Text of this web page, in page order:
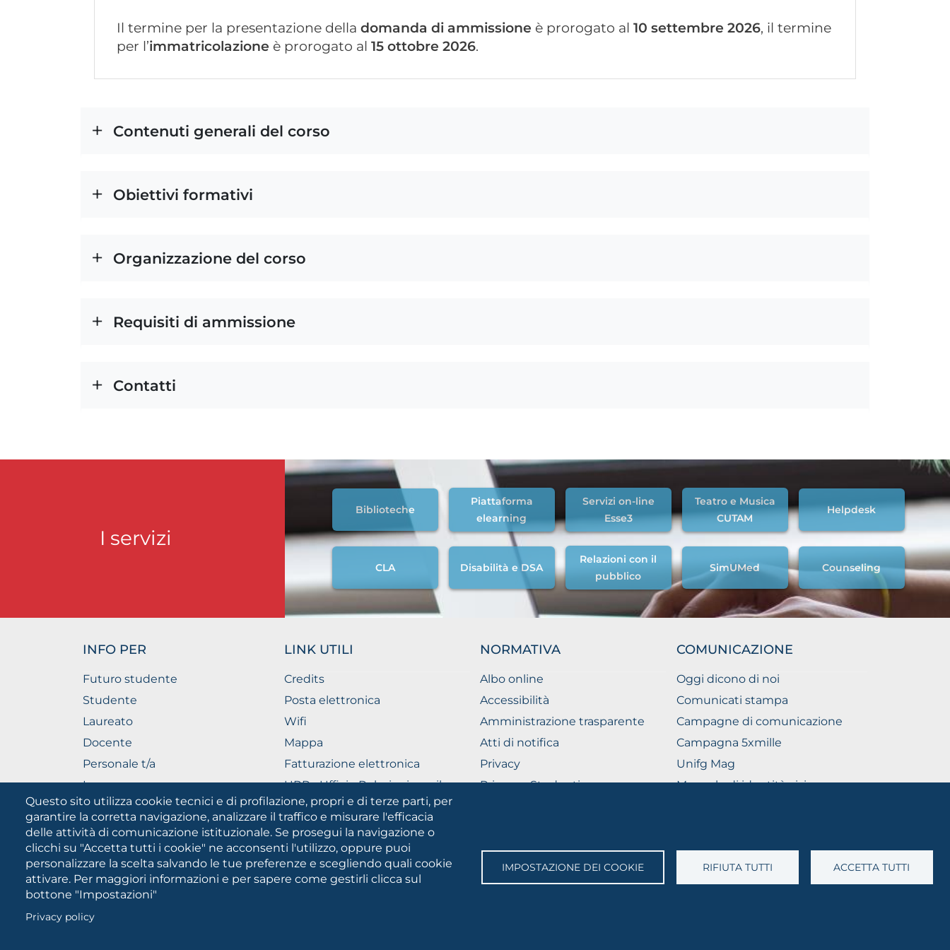
Il termine per la presentazione della domanda di ammissione è prorogato al 10 settembre 2026, il termine
per l’immatricolazione è prorogato al 15 ottobre 2026.
Contenuti generali del corso
Obiettivi formativi
Organizzazione del corso
Requisiti di ammissione
Contatti
Questo sito utilizza cookie tecnici e di profilazione, propri e di terze parti, per
garantire la corretta navigazione, analizzare il traffico e misurare l'efficacia
delle attività di comunicazione istituzionale. Se prosegui la navigazione o
clicchi su "Accetta tutti i cookie" ne acconsenti l'utilizzo, oppure puoi
personalizzare la scelta salvando le tue preferenze e scegliendo quali cookie
attivare. Per maggiori informazioni e per sapere come gestirli clicca sul
bottone "Impostazioni"
Privacy policy
IMPOSTAZIONE DEI COOKIE RIFIUTA TUTTI ACCETTA TUTTI
I servizi
Biblioteche
Piattaforma
elearning
Servizi on-line
Esse3
Teatro e Musica
CUTAM
Helpdesk
CLA Disabilità e DSA
Relazioni con il
pubblico
SimUMed Counseling
INFO PER
Futuro studente
Studente
Laureato
Docente
Personale t/a
Imprese
LINK UTILI
Credits
Posta elettronica
Wifi
Mappa
Fatturazione elettronica
URP - Ufficio Relazioni con il
Pubblico
NORMATIVA
Albo online
Accessibilità
Amministrazione trasparente
Atti di notifica
Privacy
Privacy - Studenti
settings
COMUNICAZIONE
Oggi dicono di noi
Comunicati stampa
Campagne di comunicazione
Campagna 5xmille
Unifg Mag
Manuale di identità visiva
MEDIA